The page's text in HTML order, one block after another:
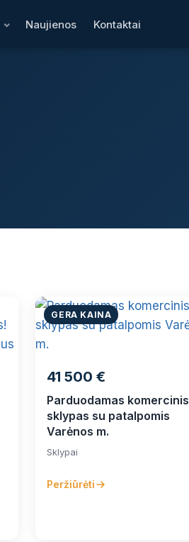
Naujienos Kontaktai
GERA KAINA
41 500 €
Parduodamas komercinis
sklypas su patalpomis
Varėnos m.
Sklypai
Peržiūrėti